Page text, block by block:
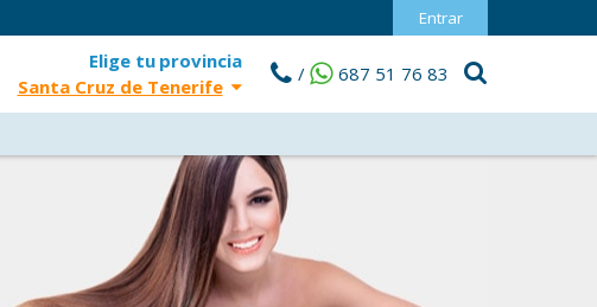
Entrar
Elige tu provincia
Santa Cruz de Tenerife
/ 687 51 76 83